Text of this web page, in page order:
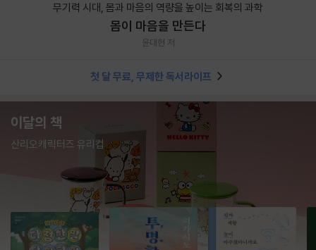
무기력 시대, 몸과 마음의 역량을 높이는 회복의 과학
몸이 마음을 만든다
윤대현 저
첫 달 무료, 무제한 독서라이프
이달의 책
산리오캐릭터즈 유리컵